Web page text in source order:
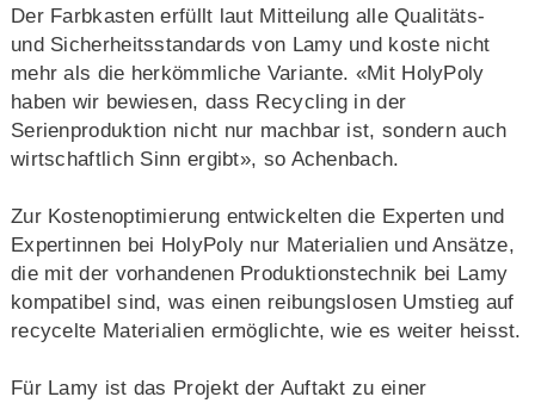
Der Farbkasten erfüllt laut Mitteilung alle Qualitäts-
und Sicherheitsstandards von Lamy und koste nicht
mehr als die herkömmliche Variante. «Mit HolyPoly
haben wir bewiesen, dass Recycling in der
Serienproduktion nicht nur machbar ist, sondern auch
wirtschaftlich Sinn ergibt», so Achenbach.
Zur Kostenoptimierung entwickelten die Experten und
Expertinnen bei HolyPoly nur Materialien und Ansätze,
die mit der vorhandenen Produktionstechnik bei Lamy
kompatibel sind, was einen reibungslosen Umstieg auf
recycelte Materialien ermöglichte, wie es weiter heisst.
Für Lamy ist das Projekt der Auftakt zu einer